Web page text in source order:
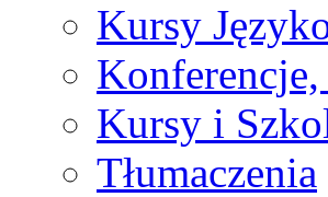
Kursy
Kursy i
Tłumaczenia